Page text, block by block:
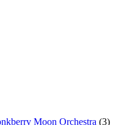
Moon Orchestra (3)